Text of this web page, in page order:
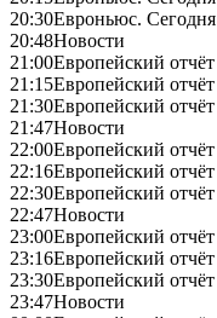
20:30Евроньюс. Сегодня
20:48Новости
21:00Европейский отчёт
21:15Европейский отчёт
21:30Европейский отчёт
21:47Новости
22:00Европейский отчёт
22:16Европейский отчёт
22:30Европейский отчёт
22:47Новости
23:00Европейский отчёт
23:16Европейский отчёт
23:30Европейский отчёт
23:47Новости